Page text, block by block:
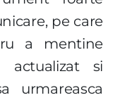
pe care
a mentine
si
urmareasca